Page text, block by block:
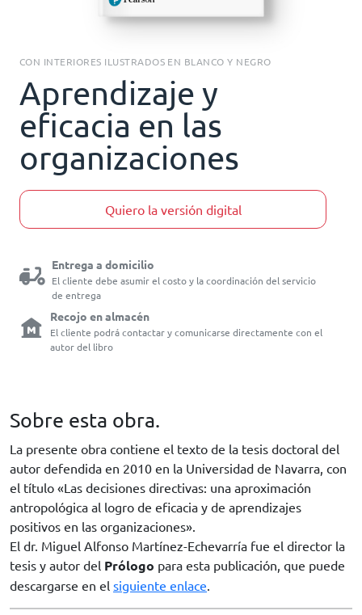
CON INTERIORES ILUSTRADOS EN BLANCO Y NEGRO
Aprendizaje y
eficacia en las
organizaciones
Quiero la versión digital
Entrega a domicilio
El cliente debe asumir el costo y la coordinación del servicio
de entrega
Recojo en almacén
El cliente podrá contactar y comunicarse directamente con el
autor del libro
Sobre esta obra.
La presente obra contiene el texto de la tesis doctoral del
autor defendida en 2010 en la Universidad de Navarra, con
el título «Las decisiones directivas: una aproximación
antropológica al logro de eficacia y de aprendizajes
positivos en las organizaciones».
El dr. Miguel Alfonso Martínez-Echevarría fue el director la
tesis y autor del Prólogo para esta publicación, que puede
descargarse en el siguiente enlace.